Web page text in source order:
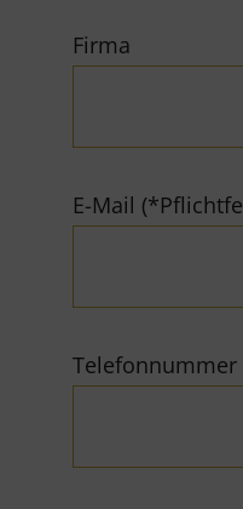
Firma
E-Mail
Telefonnummer